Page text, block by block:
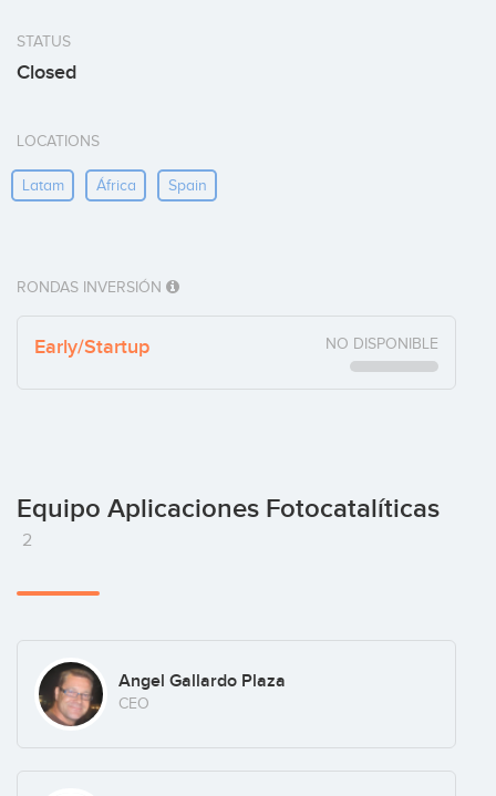
STATUS
Closed
LOCATIONS
Latam África Spain
RONDAS INVERSIÓN
Early/Startup NO DISPONIBLE
Equipo Aplicaciones Fotocatalíticas
2
Angel Gallardo Plaza
CEO